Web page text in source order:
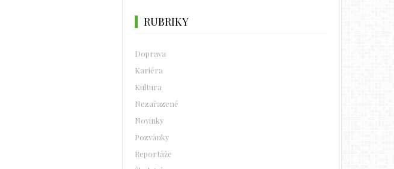
RUBRIKY
Doprava
Kariéra
Kultura
Nezařazené
Novinky
Pozvánky
Reportáže